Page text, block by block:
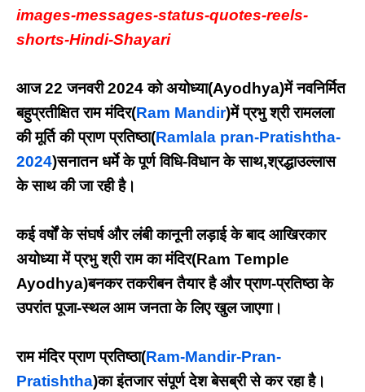
images-messages-status-quotes-reels-
shorts-Hindi-Shayari
आज 22 जनवरी 2024 को अयोध्या(Ayodhya)में नवनिर्मित
बहुप्रतीक्षित राम मंदिर(Ram Mandir)में प्रभु श्री रामलला
की मूर्ति की प्राण प्रतिष्ठा(Ramlala pran-Pratishtha-
2024)सनातन धर्मे के पूर्ण विधि-विधान के साथ,श्रद्धाउल्लास
के साथ की जा रही है।
कई वर्षों के संघर्ष और लंबी कानूनी लड़ाई के बाद आखिरकार
अयोध्या में प्रभु श्री राम का मंदिर(Ram Temple
Ayodhya)बनकर तकरीबन तैयार है और प्राण-प्रतिष्ठा के
उपरांत पूजा-स्थल आम जनता के लिए खुल जाएगा।
राम मंदिर प्राण प्रतिष्ठा(Ram-Mandir-Pran-
Pratishtha)का इंतजार संपूर्ण देश बेसब्री से कर रहा है।